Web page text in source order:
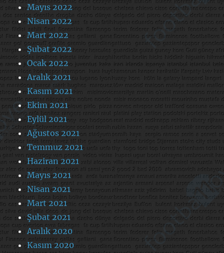
Mayıs 2022
Nisan 2022
Mart 2022
Şubat 2022
Ocak 2022
Aralık 2021
Kasım 2021
Ekim 2021
Eylül 2021
Ağustos 2021
Temmuz 2021
Haziran 2021
Mayıs 2021
Nisan 2021
Mart 2021
Şubat 2021
Aralık 2020
Kasım 2020